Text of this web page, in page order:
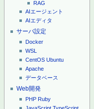
RAG
AIエージェント
AIエディタ
サーバ設定
Docker
WSL
CentOS Ubuntu
Apache
データベース
Web開発
PHP Ruby